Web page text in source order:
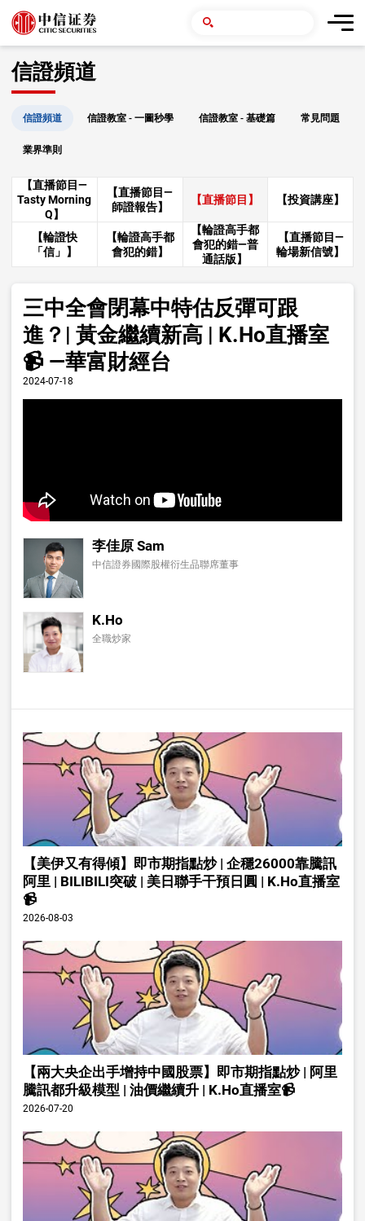
信證頻道
信證頻道 信證教室 - 一圖秒學 信證教室 - 基礎篇 常見問題
業界準則
【直播節目—
Tasty Morning
Q】
【直播節目—
師證報告】
【直播節目】 【投資講座】
【輪證快
「信」】
【輪證高手都
會犯的錯】
【輪證高手都
會犯的錯—普
通話版】
【直播節目—
輪場新信號】
三中全會閉幕中特估反彈可跟
進？| 黃金繼續新高 | K.Ho直播室
📹 —華富財經台
2024-07-18
李佳原 Sam
中信證券國際股權衍生品聯席董事
K.Ho
全職炒家
【美伊又有得傾】即市期指點炒 | 企穩26000靠騰訊
阿里 | BILIBILI突破 | 美日聯手干預日圓 | K.Ho直播室
📹
2026-08-03
【兩大央企出手增持中國股票】即市期指點炒 | 阿里
騰訊都升級模型 | 油價繼續升 | K.Ho直播室📹
2026-07-20